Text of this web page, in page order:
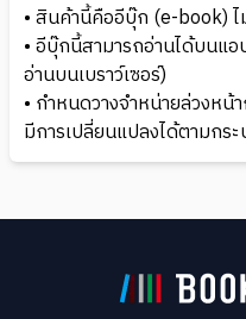
• สินค้านี้คืออีบุ๊ก (e-book) ไ
• อีบุ๊กนี้สามารถอ่านได้บนแ
อ่านบนเบราว์เซอร์)
• กำหนดวางจำหน่ายล่วงห
มีการเปลี่ยนแปลงได้ตามกร